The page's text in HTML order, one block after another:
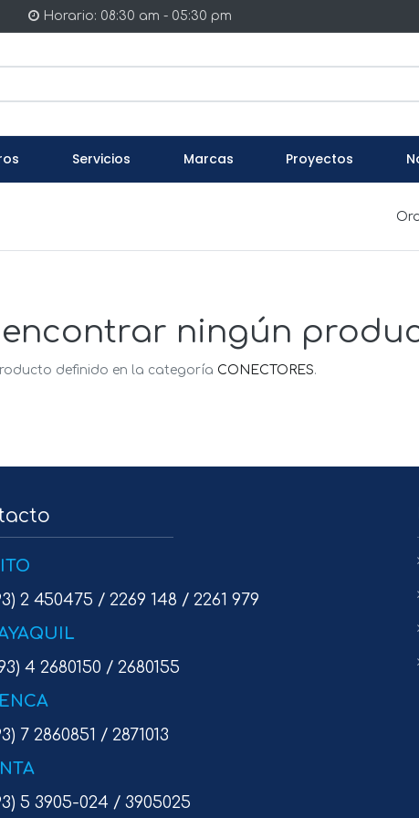
Horario: 08:30 am - 05:30 pm
Servicios Marcas Proyectos
ningún
definido en la categoría CONECTORES.
2 450475 / 2269 148 / 2261 979
4 2680150 / 2680155
7 2860851 / 2871013
5 3905-024 / 3905025